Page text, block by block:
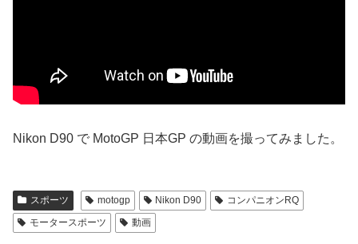
Nikon D90 で MotoGP 日本GP の動画を撮ってみました。
スポーツ motogp Nikon D90
コンパニオンRQ
モータースポーツ
動画